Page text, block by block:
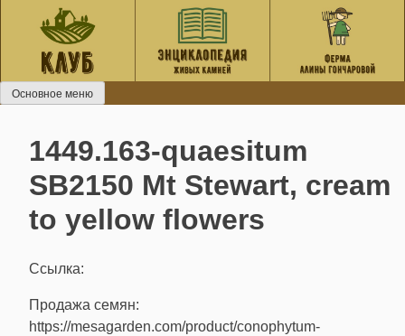
содержанию
Основное меню
1449.163-quaesitum
SB2150 Mt Stewart, cream
to yellow flowers
Ссылка:
Продажа семян:
https://mesagarden.com/product/conophytum-